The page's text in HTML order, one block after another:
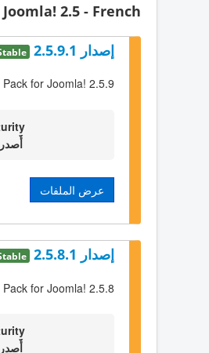
Joomla! 2.5 - French
إصدار 2.5.9.1
for Joomla! 2.5.9
عرض الملفات
إصدار 2.5.8.1
for Joomla! 2.5.8